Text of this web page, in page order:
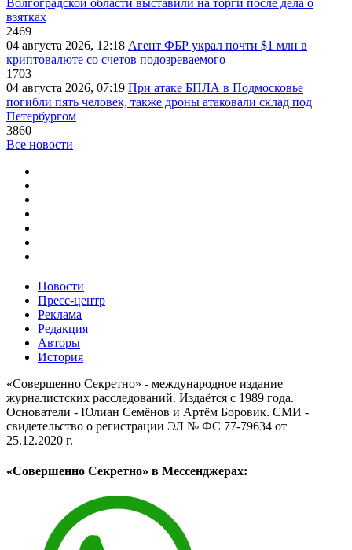
Волгоградской области выставили на торги после дела о
взятках
2469
04 августа 2026, 12:18 Агент ФБР украл почти $1 млн в
криптовалюте со счетов подозреваемого
1703
04 августа 2026, 07:19 При атаке БПЛА в Подмосковье
погибли пять человек, также дроны атаковали склад под
Петербургом
3860
Все новости
Новости
Пресс-центр
Реклама
Редакция
Авторы
История
«Совершенно Секретно» - международное издание
журналистских расследований. Издаётся с 1989 года.
Основатели - Юлиан Семёнов и Артём Боровик. CМИ -
свидетельство о регистрации ЭЛ № ФС 77-79634 от
25.12.2020 г.
«Совершенно Секретно» в Мессенджерах: